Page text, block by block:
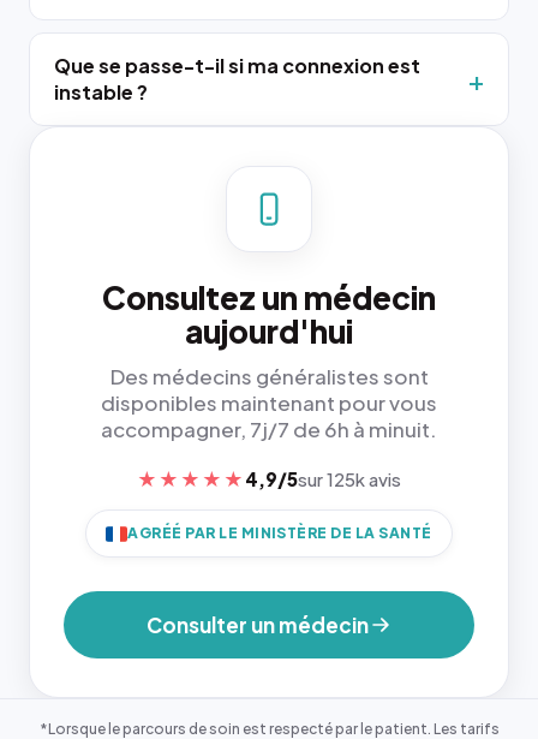
Que se passe-t-il si ma connexion est
instable ?
Consultez un médecin
aujourd'hui
Des médecins généralistes sont
disponibles maintenant pour vous
accompagner, 7j/7 de 6h à minuit.
★★★★★ 4,9/5sur 125k avis
AGRÉÉ PAR LE MINISTÈRE DE LA SANTÉ
Consulter un médecin
*Lorsque le parcours de soin est respecté par le patient. Les tarifs